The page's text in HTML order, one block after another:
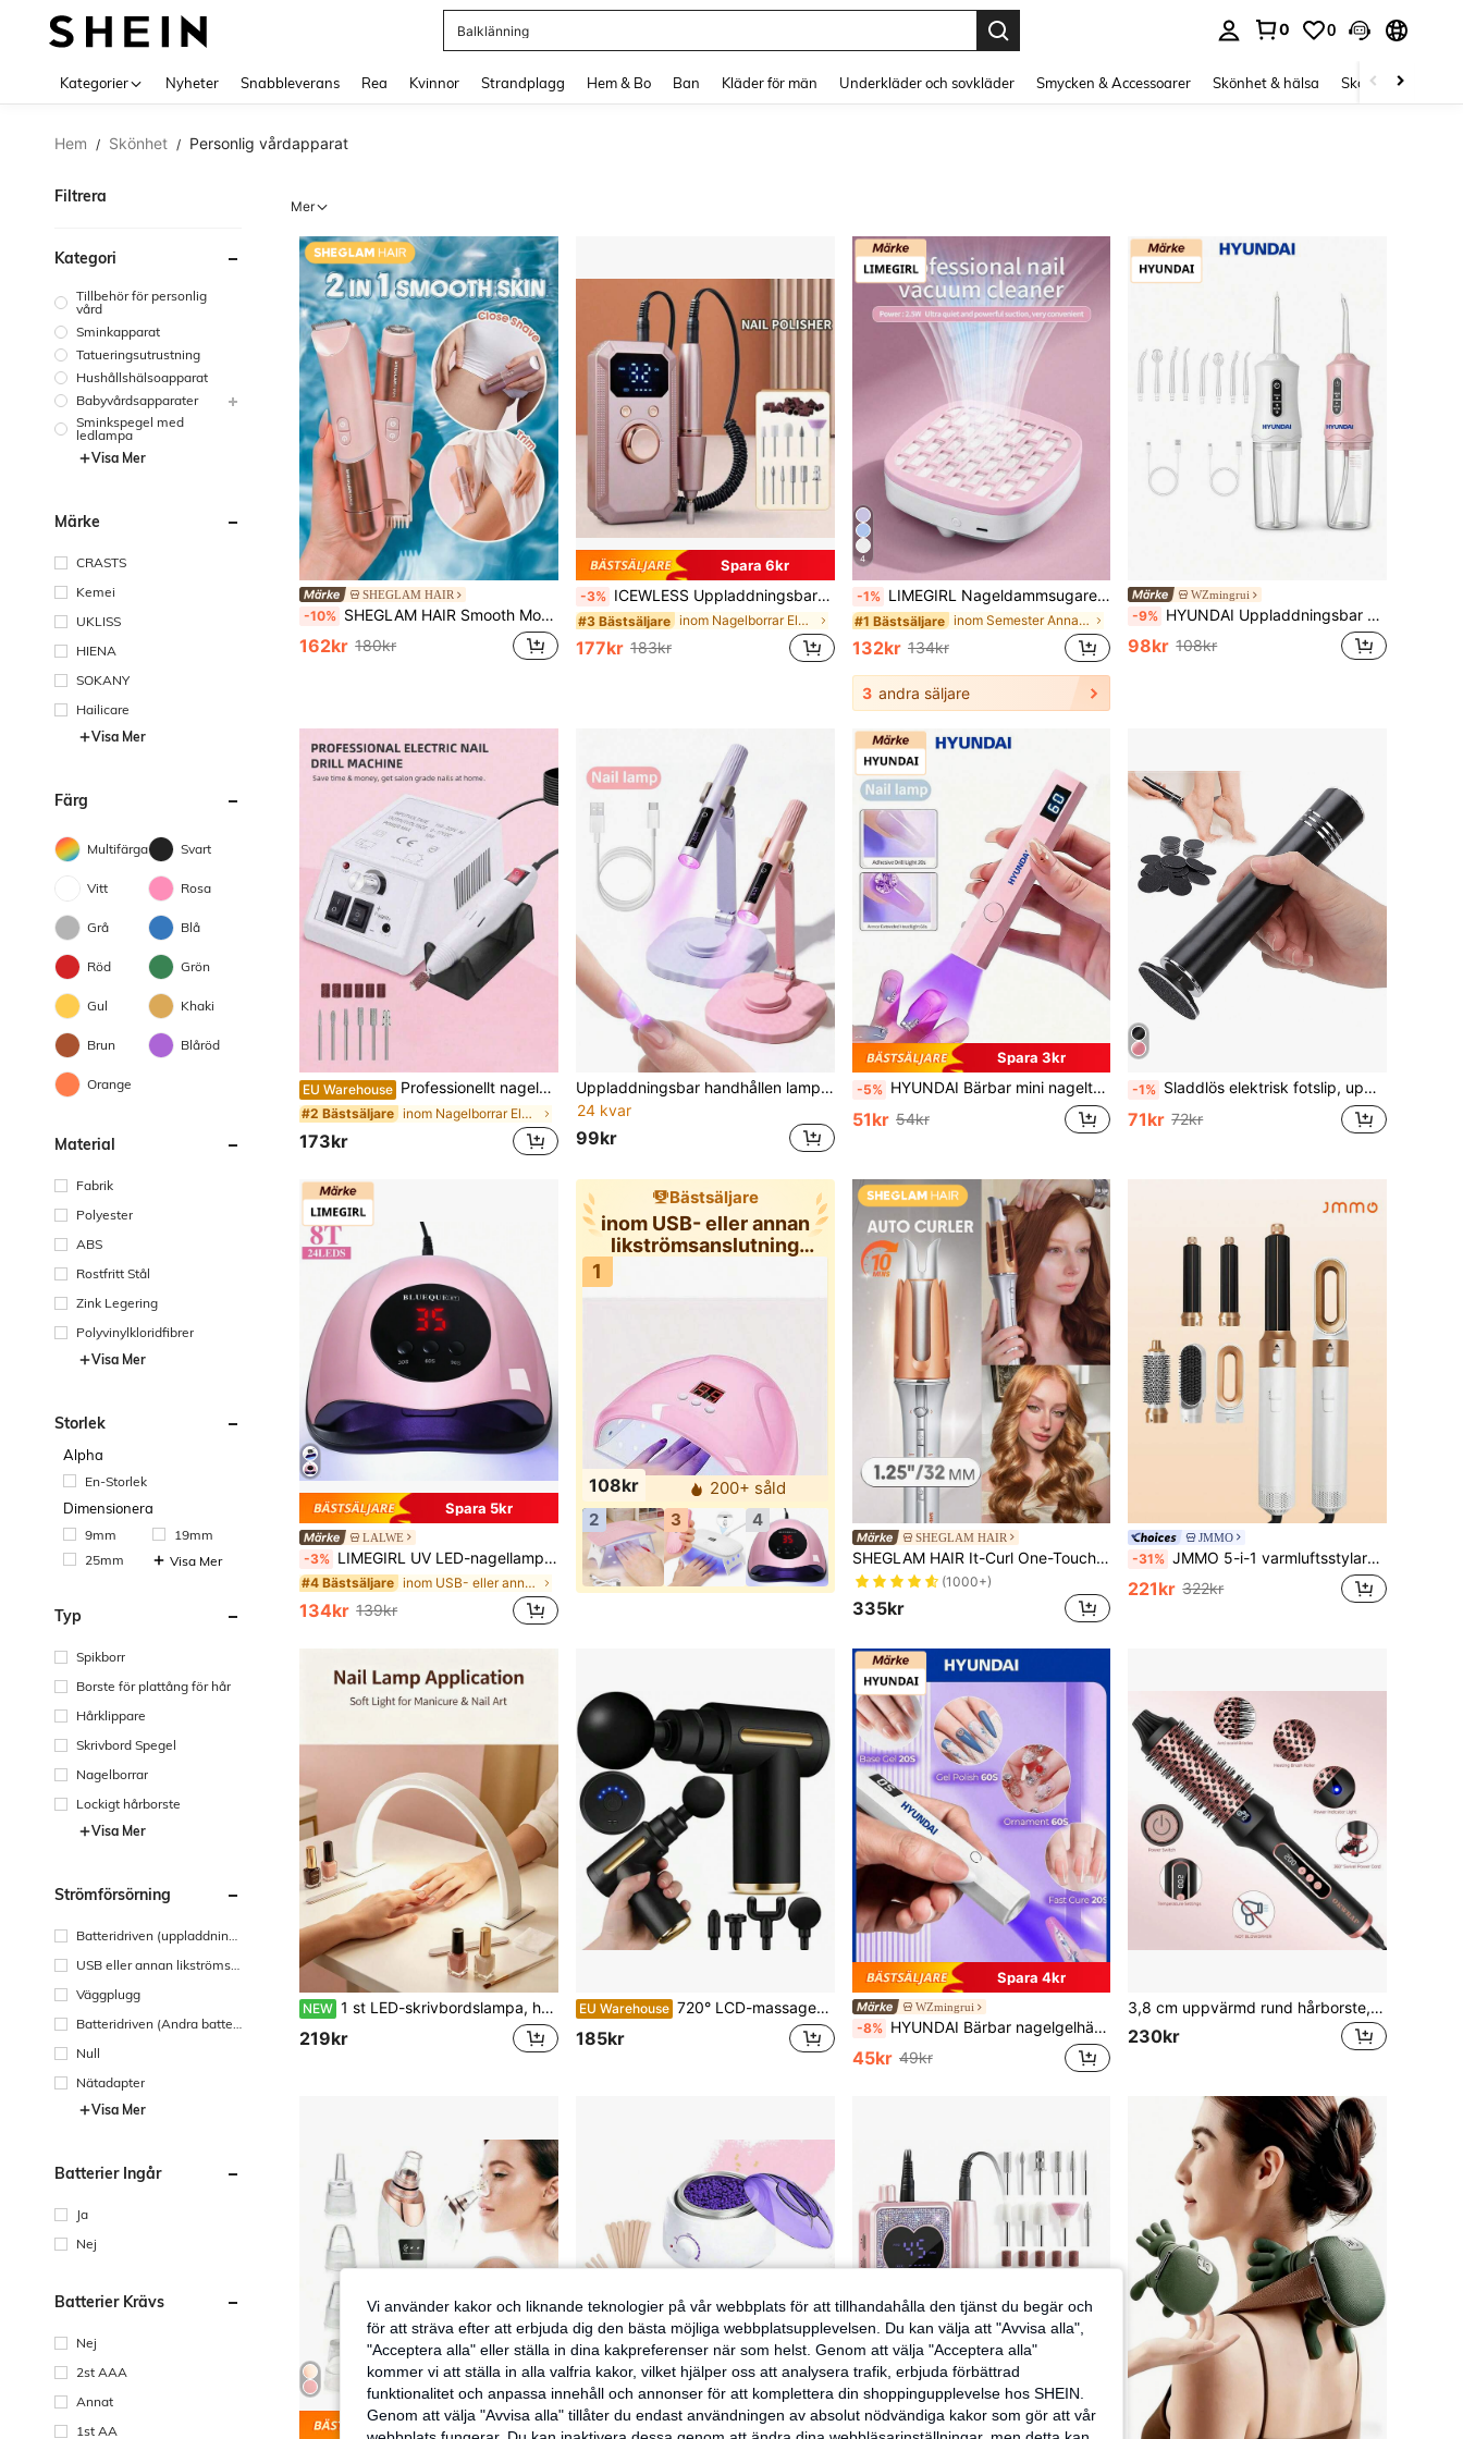
Balklänning
0 0
Kategorier Nyheter Snabbleverans Rea Kvinnor Strandplagg Hem & Bo Ban Kläder för män Underkläder och sovkläder Smycken & Accessoarer Skönhet & hälsa Skor Curve
Hem / Skönhet / Personlig vårdapparat
Filtrera
Kategori
Tillbehör för personlig
vård
Sminkapparat
Tatueringsutrustning
Hushållshälsoapparat
Babyvårdsapparater
Sminkspegel med
ledlampa
Visa Mer
Märke
CRASTS
Kemei
UKLISS
HIENA
SOKANY
Hailicare
Visa Mer
Färg
Multifärgad Svart
Vitt Rosa
Grå Blå
Röd Grön
Gul Khaki
Brun Blåröd
Orange
Material
Fabrik
Polyester
ABS
Rostfritt Stål
Zink Legering
Polyvinylkloridfibrer
Visa Mer
Storlek
Alpha
En-Storlek
Dimensionera
9mm
19mm
25mm
Visa Mer
Typ
Spikborr
Borste för plattång för hår
Hårklippare
Skrivbord Spegel
Nagelborrar
Lockigt hårborste
Visa Mer
Strömförsörning
Batteridriven (uppladdning
USB eller annan likströmsa
Väggplugg
Batteridriven (Andra batter
Null
Nätadapter
Visa Mer
Batterier Ingår
Ja
Nej
Batterier Krävs
Nej
2st AAA
Annat
1st AA
Mer
SHEGLAM HAIR
-10% SHEGLAM HAIR Smooth Moves elektrisk bikinitrimmer med dubbla huvuden, elektrisk rakapparat för kvinnor, snabb, skonsam och smidig, IPX7 vattentät, inbyggd LED-lampa, torrakning/våtrakning, inga skärsår, inga inåtväxande hårstrån, inga rakbränna, universalspänning, lämplig för ben, armhåla, bikiniområde, kind, överläpp, haka Gåva Rosa Smink Strand Festivaler Hårvård Y2K Semester Sommar Håraccessoarer tillbaka till skolan Hem
162kr 180kr
Spara 6kr
-3% ICEWLESS Uppladdningsbar elektrisk nagelfil, professionell bärbar akryl- och gelnagelfil med 11 st slipband, trådlös höghastighetsverktyg för nagelsalong och hemmet, lämplig för nybörjare och proffs, professionellt manicure-verktygsset, perfekt present för kvinnor, julklapp, 1600mAh fullautomatiskt batteri, resevänlig
#3 Bästsäljare inom Nagelborrar Elektriska nagelborrar
177kr 183kr
4
-1% LIMEGIRL Nageldammsugare, lämplig för akrylnageldammsugare, nageldammsugare, nagelrengöringsenhet - kraftfull dammsugare, lågt ljud, lämplig för gelmanikyrpoleringssalong och hemmabruk, rosa
#1 Bästsäljare inom Semester Annan nagelutrustning
132kr 134kr
3 andra säljare
WZmingrui
-9% HYUNDAI Uppladdningsbar vattentandtråd, bärbar handhållen trådlös tandrengörare, elektrisk munsköljare, 3 lägen, 4 munstycken, lämplig för munvård i hemmet
98kr 108kr
EU Warehouse Professionellt nagelborrsæt, elektrisk nagelborr, nagelfil, gel-exfolierare, nagelpoleringsverktyg
#2 Bästsäljare inom Nagelborrar Elektriska nagelborrar
173kr
Uppladdningsbar handhållen lampa för gelnaglar, mini bärbar sladdlös nagellampa med LCD-skärm, 200mAh batteri, två tidsinställningar, blixthärdning för lim, handhållen enlinjes lampstativkombinationsset, verktyg för nagelkonst
24 kvar
99kr
Spara 3kr
-5% HYUNDAI Bärbar mini nageltorkare, uppladdningsbar handhållen nagellampa UV/LED, nageltorkande ljus med digital display, snabbtorkande nagellampa, lämplig för dagliga utflykter, nagelvårdstillbehör för kvinnor
51kr 54kr
-1% Sladdlös elektrisk fotslip, uppladdningsbar handhållen förhårdnaderborttagare med 3 reservhuvuden och 3 slippapper, multifunktionell personlig fotslip, bärbar fotutjämningsenhet för hem och nagelsalong för att ta bort förhårdnader, idealisk present till fru, make och kvinnliga vänner
71kr 72kr
Spara 5kr
LALWE
-3% LIMEGIRL UV LED-nagellampa, snabbtorkande gelnagellack, professionell gel UV-nagellampa med 3 timers och automatisk sensor, LCD-skärm för härdning av gelnaglar för salong och hemmabruk
#4 Bästsäljare inom USB- eller annan likströmsanslutning Nagelhär
134kr 139kr
Bästsäljare
inom USB- eller annan
likströmsanslutning
1
108kr
200+ såld
2
3 4
SHEGLAM HAIR
SHEGLAM HAIR It-Curl One-Touch Instant Curler Automatisk locktång,Auto Hårrullare,Auto Hårrullare,32mm Automatisk Hårrullare med 3 temperaturer,Snabb uppvärmning & 2-vägsrotation,Automatisk avstängning,Anti-skållning & Anti-trassel Roterande Curling Wand,Touch Instant Curling Med Curling Styl Temperatur,Touch Instant Curling Med 32mm Styl Hår & 2-vägsrotation, Automatisk avstängning, Anti-skållning & Anti-trassel Roterande Curling Wand, Touch Instant Curler för hårstyling Gåva Rosa Smink Strand Festivaler Hårvård Y2K Semester Sommar Håraccessoarer tillbaka till skolan Hem
(1000+)
335kr
JMMO
-31% JMMO 5-i-1 varmluftsstylare och hårtork med jonisk avtagbar borste, volymfinish, locktång och plattång, perfekt present till mors dag, Halloween och jul, vitguldig/gråröd, europeisk standardkontakt
221kr 322kr
NEW 1 st LED-skrivbordslampa, halvmåneformad, USB-driven, bärbar, lämplig för nagelkonst, fransförlängning, tatueringsbelysning, läsning, studier, modedesign, nagelbelysning, modern skrivbordslampa som present
219kr
EU Warehouse 720° LCD-massagepistol, 1200mAh USB-laddningsbar, uppgraderad fasciapistol för muskelavslappning med 4 massagehuvuden och 6 hastighetsinställningar, pekskärm, lämplig för kontorsanställda, idrottare och fitnessentusiaster för avslappning efter träning
185kr
Spara 4kr
WZmingrui
-8% HYUNDAI Bärbar nagelgelhärdningslampa, nageltork, USB mini-nageltorklampa, 180mAh batteri UV LED-nagellampa, lämplig för härdning av alla nagelgeler, lämplig för nagelsalonger i hemmet
45kr 49kr
3,8 cm uppvärmd rund hårborste, jonisk varmluftsstyling, dubbla värmeinställningar, roséguld, unisexpresent, unik present, cool present, presentset för kvinnor
230kr
Spara 1kr
Vi använder kakor och liknande teknologier på vår webbplats för att tillhandahålla den tjänst du begär och
för att sträva efter att erbjuda dig den bästa möjliga webbplatsupplevelsen. Du kan välja att "Avvisa alla",
"Acceptera alla" eller ställa in dina kakpreferenser när som helst. Genom att välja "Acceptera alla"
kommer vi att ställa in alla valfria kakor, vilket hjälper oss att analysera trafik, erbjuda förbättrad
funktionalitet och anpassa innehåll och annonser för att komplettera din shoppingupplevelse hos SHEIN.
Genom att välja "Avvisa alla" tillåter du endast användningen av absolut nödvändiga kakor som gör att vår